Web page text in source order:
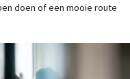
doen of een mooie route